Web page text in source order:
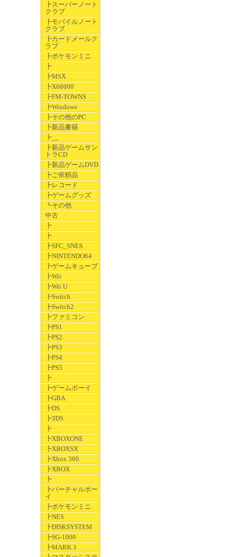
┣スーパーノート
クラブ
┣モバイルノート
クラブ
┣カードメールク
ラブ
┣ポケモンミニ
┣
┣MSX
┣X68000
┣FM-TOWNS
┣Windows
┣その他のPC
┣新品書籍
┣__
┣新品ゲームサン
トラCD
┣新品ゲームDVD
┣ご依頼品
┣レコード
┣ゲームグッズ
┗その他
中古
┣
┣
┣SFC_SNES
┣NINTENDO64
┣ゲームキューブ
┣Wii
┣Wii U
┣Switch
┣Switch2
┣ファミコン
┣PS1
┣PS2
┣PS3
┣PS4
┣PS5
┣
┣ゲームボーイ
┣GBA
┣DS
┣3DS
┣
┣XBOXONE
┣XBOXSX
┣Xbox 360
┣XBOX
┣
┣バーチャルボー
イ
┣ポケモンミニ
┣NES
┣DISKSYSTEM
┣SG-1000
┣MARK 3